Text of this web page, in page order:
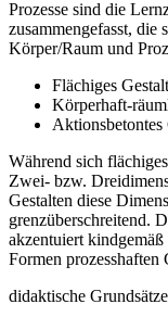
Prozesse sind die
zusammengefasst, die
Körper/Raum und
Flächiges
Körperhaft-
Aktionsbetontes
Während sich
Zwei- bzw.
Gestalten diese
grenzüberschreitend.
akzentuiert
Formen prozesshaften
didaktische Grundsätze